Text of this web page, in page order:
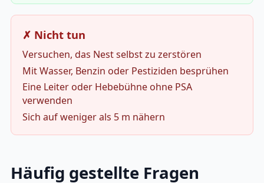
✗ Nicht tun
Versuchen, das Nest selbst zu zerstören
Mit Wasser, Benzin oder Pestiziden besprühen
Eine Leiter oder Hebebühne ohne PSA
verwenden
Sich auf weniger als 5 m nähern
Häufig gestellte Fragen